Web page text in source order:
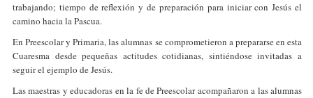
trabajando; tiempo de reflexión y de preparación para iniciar con Jesús el
camino hacia la Pascua.
En Preescolar y Primaria, las alumnas se comprometieron a prepararse en esta
Cuaresma desde pequeñas actitudes cotidianas, sintiéndose invitadas a
seguir el ejemplo de Jesús.
Las maestras y educadoras en la fe de Preescolar acompañaron a las alumnas